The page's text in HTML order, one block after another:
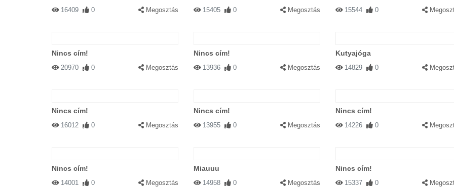
16409 0 Megosztás 15405 0 Megosztás 15544 0
Nincs cím!
20970 0 Megosztás
Nincs cím!
13936 0 Megosztás
Kutyajóga
14829 0
Nincs cím!
16012 0 Megosztás
Nincs cím!
13955 0 Megosztás
Nincs cím!
14226 0
Nincs cím!
14001 0 Megosztás
Miauuu
14958 0 Megosztás
Nincs cím!
15337 0